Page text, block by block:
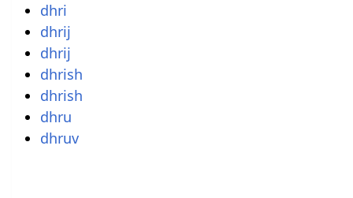
dhri
dhrij
dhrij
dhrish
dhrish
dhru
dhruv